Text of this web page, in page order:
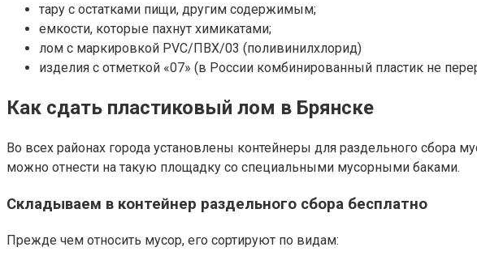
тару с остатками пищи, другим содержимым;
емкости, которые пахнут химикатами;
лом с маркировкой PVC/ПВХ/03 (поливинилхлорид)
изделия с отметкой «07» (в России комбинированный пластик не
Как сдать пластиковый лом в Брянске
Во всех районах города установлены контейнеры для раздельного сбора
можно отнести на такую площадку со специальными мусорными баками.
Складываем в контейнер раздельного сбора бесплатно
Прежде чем относить мусор, его сортируют по видам: